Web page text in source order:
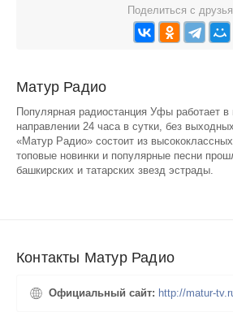
Поделиться с
Матур Радио
Популярная радиостанция Уфы работает
направлении 24 часа в сутки, без
«Матур Радио» состоит из
топовые новинки и популярные песни
башкирских и татарских звезд эстрады.
Контакты Матур Радио
Официальный сайт: http://matur-